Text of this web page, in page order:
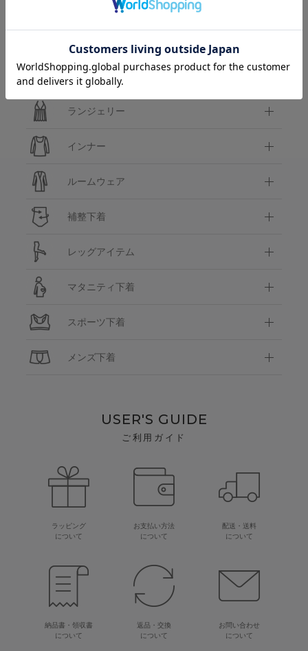
ブラ＆ショーツセット
ランジェリー
インナー
ルームウェア
補整下着
レッグアイテム
マタニティ下着
スポーツ下着
メンズ下着
USER'S GUIDE
ご利用ガイド
ラッピング
について
お支払い方法
について
配送・送料
について
納品書・領収書
について
返品・交換
について
お問い合わせ
について